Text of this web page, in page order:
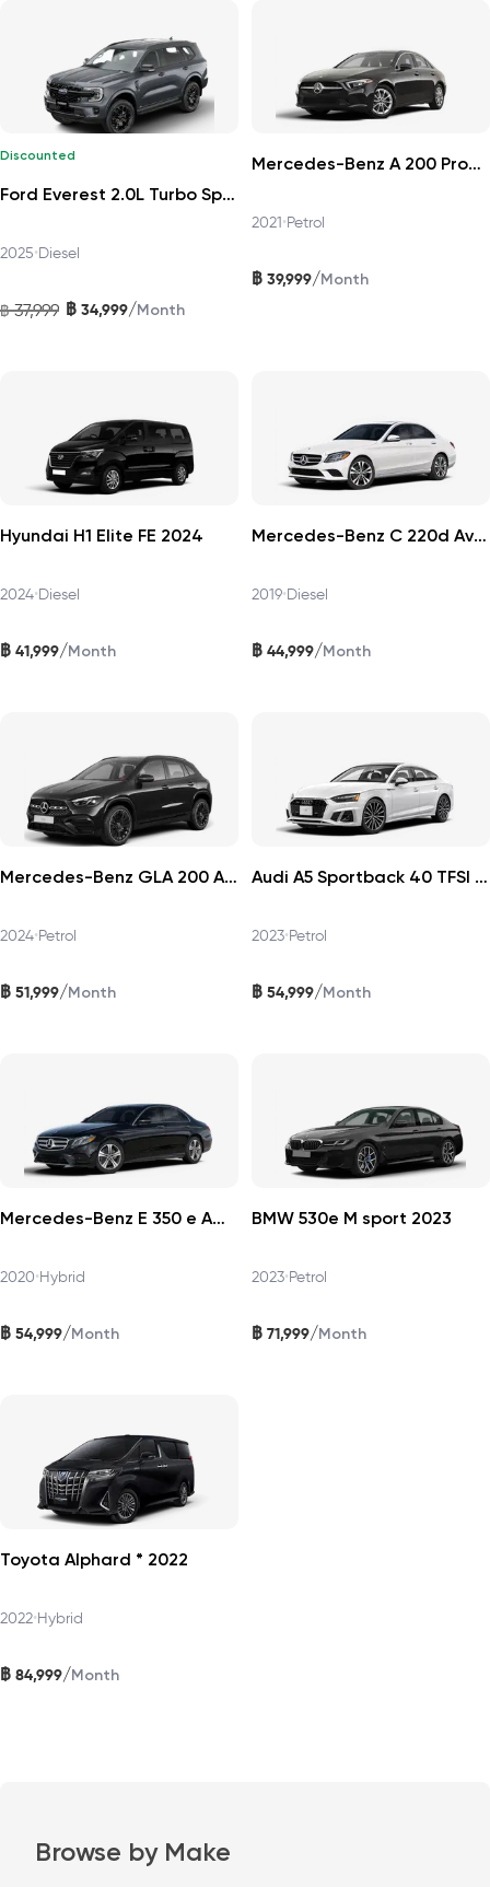
Discounted
Ford Everest 2.0L Turbo Sport 4x2 6AT DAT 2025
2025•Diesel
฿ 37,999 ฿ 34,999/Month
Mercedes-Benz A 200 Progressive 2021
2021•Petrol
฿ 39,999/Month
Hyundai H1 Elite FE 2024
2024•Diesel
฿ 41,999/Month
Mercedes-Benz C 220d Avantgarde 2019
2019•Diesel
฿ 44,999/Month
Mercedes-Benz GLA 200 AMG Dynamic 2024
2024•Petrol
฿ 51,999/Month
Audi A5 Sportback 40 TFSI 2023
2023•Petrol
฿ 54,999/Month
Mercedes-Benz E 350 e AMG Dynamic 2020
2020•Hybrid
฿ 54,999/Month
BMW 530e M sport 2023
2023•Petrol
฿ 71,999/Month
Toyota Alphard * 2022
2022•Hybrid
฿ 84,999/Month
Browse by Make